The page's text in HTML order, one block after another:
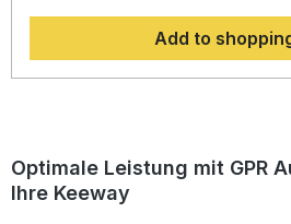
eine hörbare Soundverbesserung
Fahren geniessen können. Der
und garantiert somit eine
seiner Produkte, von der Sie als
installieren. Lieferumfang: Diese
Fahrzeugspezifischen Halterungen
entsprechende Zubehör.
Add to
Optimale Leistung mit GPR
Ihre Keeway